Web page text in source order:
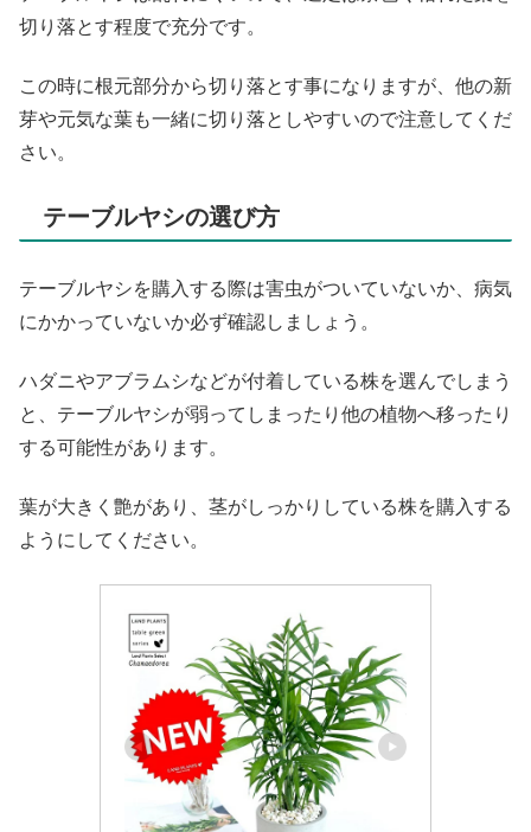
切り落とす程度で充分です。
この時に根元部分から切り落とす事になりますが、他の新
芽や元気な葉も一緒に切り落としやすいので注意してくだ
さい。
テーブルヤシの選び方
テーブルヤシを購入する際は害虫がついていないか、病気
にかかっていないか必ず確認しましょう。
ハダニやアブラムシなどが付着している株を選んでしまう
と、テーブルヤシが弱ってしまったり他の植物へ移ったり
する可能性があります。
葉が大きく艶があり、茎がしっかりしている株を購入する
ようにしてください。